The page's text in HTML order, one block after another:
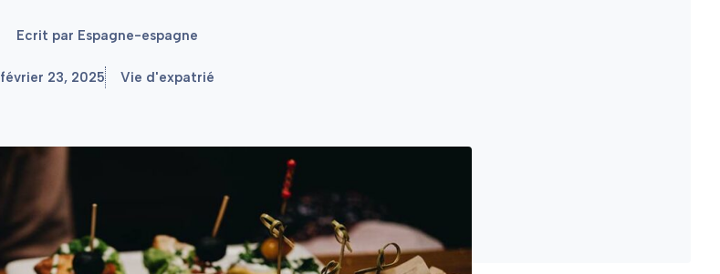
Ecrit par Espagne-espagne
février 23, 2025 Vie d'expatrié